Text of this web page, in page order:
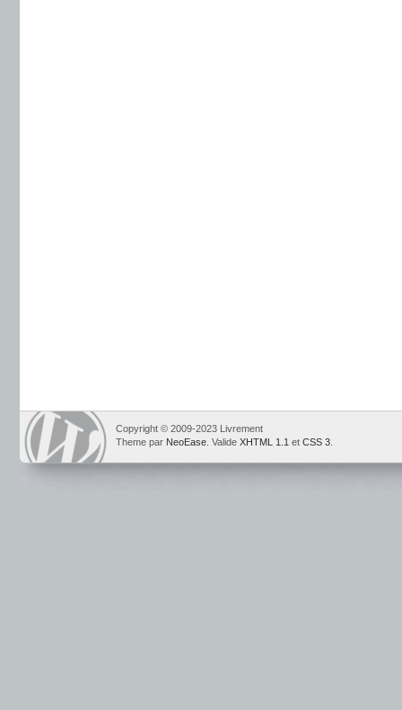
Copyright © 2009-2023 Livrement
Theme par NeoEase . Valide XHTML 1.1 et CSS 3